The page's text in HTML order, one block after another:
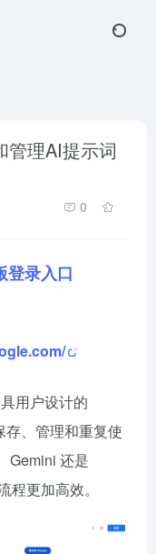
管理AI提示词
0
录入口
用户设计的
、管理和重复使
Gemini 还是
更加高效。